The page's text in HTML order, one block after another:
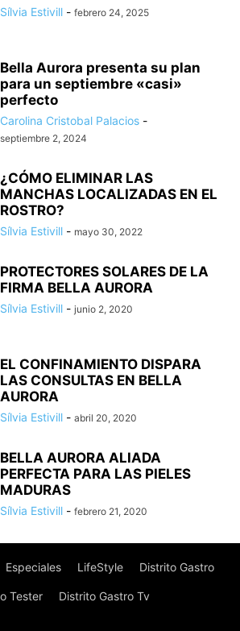
Sílvia Estivill - febrero 24, 2025
Bella Aurora presenta su plan
para un septiembre «casi»
perfecto
Carolina Cristobal Palacios -
septiembre 2, 2024
¿CÓMO ELIMINAR LAS
MANCHAS LOCALIZADAS EN EL
ROSTRO?
Sílvia Estivill - mayo 30, 2022
PROTECTORES SOLARES DE LA
FIRMA BELLA AURORA
Sílvia Estivill - junio 2, 2020
EL CONFINAMIENTO DISPARA
LAS CONSULTAS EN BELLA
AURORA
Sílvia Estivill - abril 20, 2020
BELLA AURORA ALIADA
PERFECTA PARA LAS PIELES
MADURAS
Sílvia Estivill - febrero 21, 2020
Especiales LifeStyle Distrito Gastro
Tester Distrito Gastro Tv